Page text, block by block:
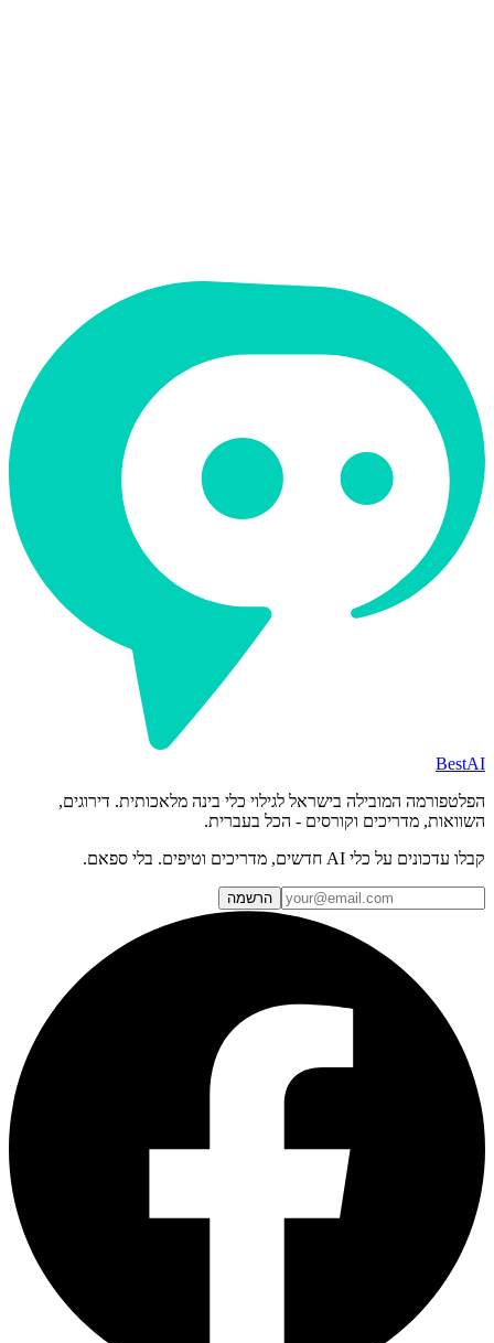
BestAI
הפלטפורמה המובילה בישראל לגילוי כלי בינה מלאכותית. דירוגים,
השוואות, מדריכים וקורסים - הכל בעברית.
קבלו עדכונים על כלי AI חדשים, מדריכים וטיפים. בלי ספאם.
הרשמה